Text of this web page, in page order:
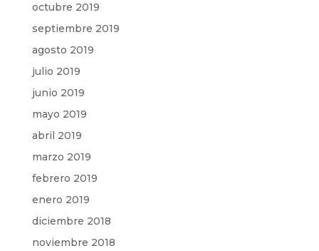
octubre 2019
septiembre 2019
agosto 2019
julio 2019
junio 2019
mayo 2019
abril 2019
marzo 2019
febrero 2019
enero 2019
diciembre 2018
noviembre 2018